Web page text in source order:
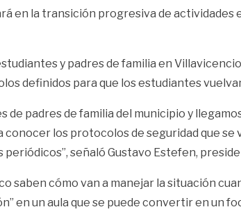
en la transición progresiva de
y padres de familia en
definidos para que los estudiantes
padres de familia del municipio y
conocer los protocolos de seguridad que
señaló Gustavo Estefen,
saben cómo van a manejar la situación
en un aula que se puede convertir en un